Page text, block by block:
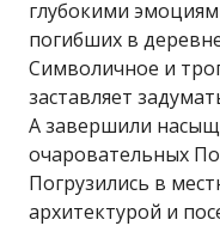
глубокими
погибших в
Символичное и
заставляет
А завершили
очаровательных
Погрузились в
архитектурой и